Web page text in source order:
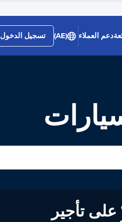
دعم العملاء (AE) تسجيل الدخول
إلى 20% على تأجير